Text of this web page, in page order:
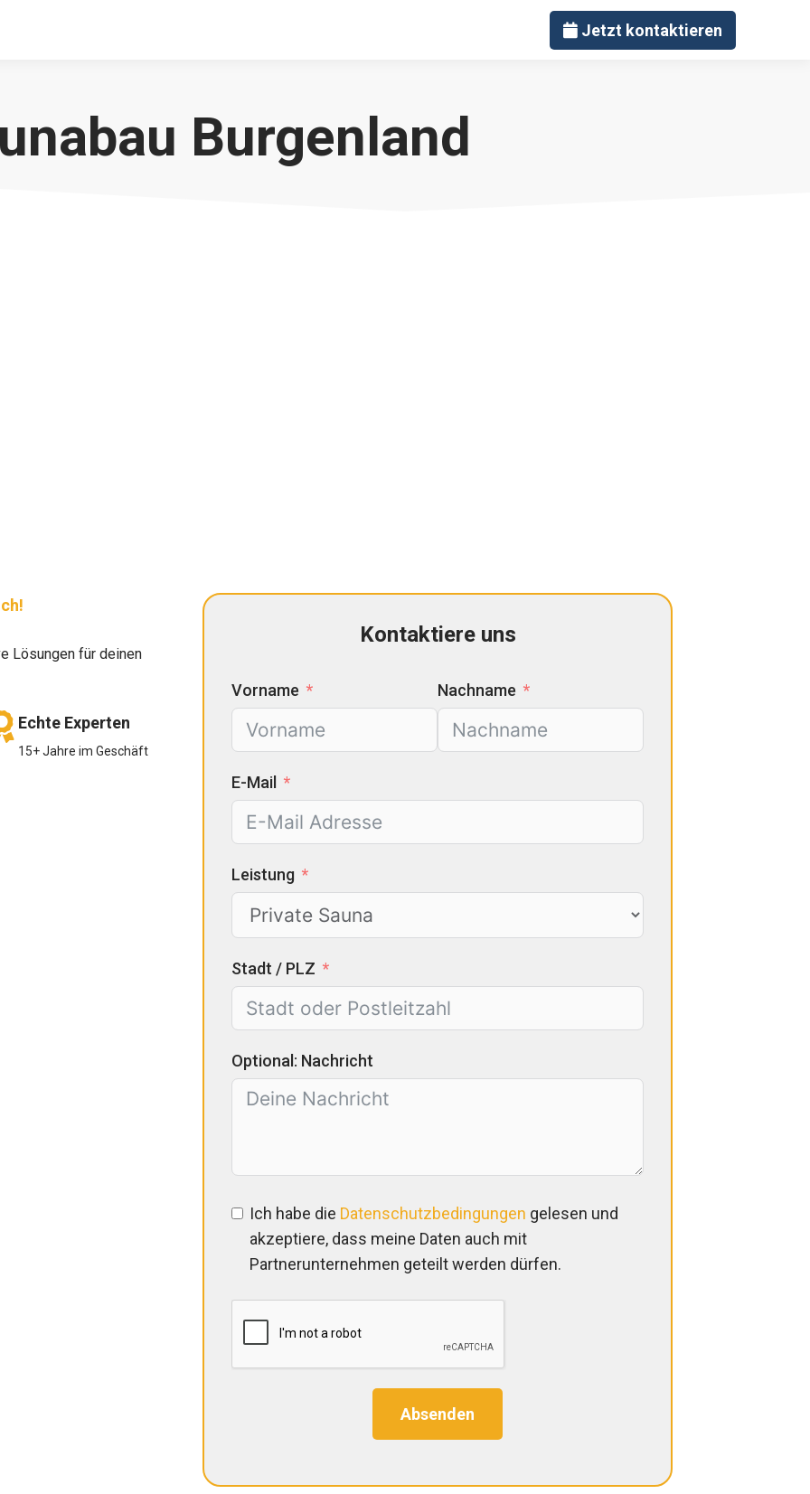
Jetzt kontaktieren
Burgenland
Lösungen für deinen
Echte Experten
15+ Jahre im Geschäft
Kontaktiere uns
Vorname Nachname
E-Mail
Leistung
Stadt / PLZ
Optional: Nachricht
Ich habe die Datenschutzbedingungen gelesen und
akzeptiere, dass meine Daten auch mit
Partnerunternehmen geteilt werden dürfen.
Absenden